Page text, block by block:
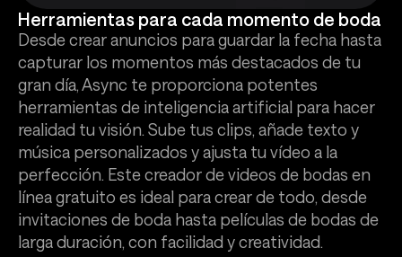
Herramientas para cada momento de boda
Desde crear anuncios para guardar la fecha hasta
capturar los momentos más destacados de tu
gran día, Async te proporciona potentes
herramientas de inteligencia artificial para hacer
realidad tu visión. Sube tus clips, añade texto y
música personalizados y ajusta tu vídeo a la
perfección. Este creador de videos de bodas en
línea gratuito es ideal para crear de todo, desde
invitaciones de boda hasta películas de bodas de
larga duración, con facilidad y creatividad.